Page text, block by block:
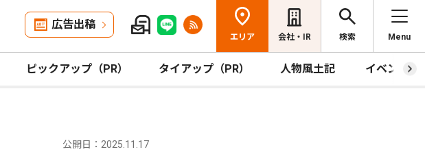
広告出稿
エリア 会社・IR 検索 Menu
ピックアップ（PR） タイアップ（PR） 人物風土記 イベント
公開日：2025.11.17